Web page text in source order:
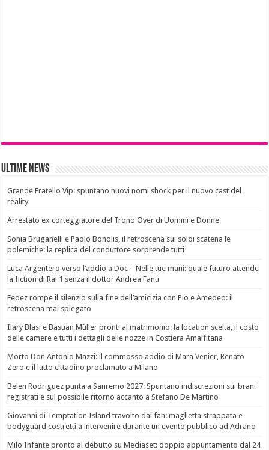
Ultime News
Grande Fratello Vip: spuntano nuovi nomi shock per il nuovo cast del
reality
Arrestato ex corteggiatore del Trono Over di Uomini e Donne
Sonia Bruganelli e Paolo Bonolis, il retroscena sui soldi scatena le
polemiche: la replica del conduttore sorprende tutti
Luca Argentero verso l’addio a Doc – Nelle tue mani: quale futuro attende
la fiction di Rai 1 senza il dottor Andrea Fanti
Fedez rompe il silenzio sulla fine dell’amicizia con Pio e Amedeo: il
retroscena mai spiegato
Ilary Blasi e Bastian Müller pronti al matrimonio: la location scelta, il costo
delle camere e tutti i dettagli delle nozze in Costiera Amalfitana
Morto Don Antonio Mazzi: il commosso addio di Mara Venier, Renato
Zero e il lutto cittadino proclamato a Milano
Belen Rodriguez punta a Sanremo 2027: Spuntano indiscrezioni sui brani
registrati e sul possibile ritorno accanto a Stefano De Martino
Giovanni di Temptation Island travolto dai fan: maglietta strappata e
bodyguard costretti a intervenire durante un evento pubblico ad Adrano
Milo Infante pronto al debutto su Mediaset: doppio appuntamento dal 24